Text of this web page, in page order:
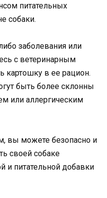
питательных
собаки.
заболевания или
с ветеринарным
картошку в ее рацион.
быть более склонны
или аллергическим
вы можете безопасно и
своей собаке
и питательной добавки